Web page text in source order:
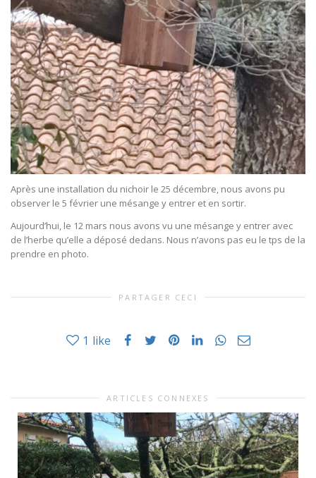
Après une installation du nichoir le 25 décembre, nous avons pu
observer le 5 février une mésange y entrer et en sortir.
Aujourd’hui, le 12 mars nous avons vu une mésange y entrer avec
de l’herbe qu’elle a déposé dedans. Nous n’avons pas eu le tps de la
prendre en photo.
PARTAGER CECI
1 like
ARTICLES CONNEXES